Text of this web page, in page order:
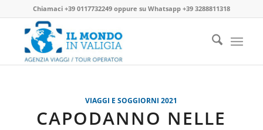
Chiamaci +39 0117732249oppure su Whatsapp +39 3288811318
VIAGGI E SOGGIORNI 2021
CAPODANNO NELLE